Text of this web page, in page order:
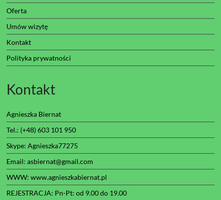
Oferta
Umów wizytę
Kontakt
Polityka prywatności
Kontakt
Agnieszka Biernat
Tel.: (+48) 603 101 950
Skype: Agnieszka77275
Email: asbiernat@gmail.com
WWW: www.agnieszkabiernat.pl
REJESTRACJA: Pn-Pt: od 9.00 do 19.00